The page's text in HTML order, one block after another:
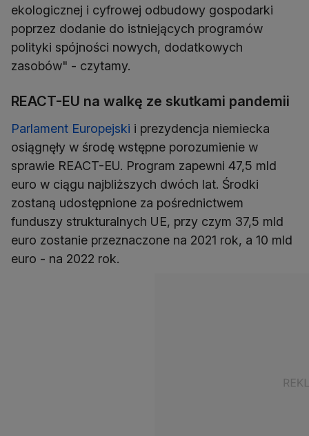
ekologicznej i cyfrowej odbudowy gospodarki
poprzez dodanie do istniejących programów
polityki spójności nowych, dodatkowych
zasobów" - czytamy.
REACT-EU na walkę ze skutkami pandemii
Parlament Europejski i prezydencja niemiecka
osiągnęły w środę wstępne porozumienie w
sprawie REACT-EU. Program zapewni 47,5 mld
euro w ciągu najbliższych dwóch lat. Środki
zostaną udostępnione za pośrednictwem
funduszy strukturalnych UE, przy czym 37,5 mld
euro zostanie przeznaczone na 2021 rok, a 10 mld
euro - na 2022 rok.